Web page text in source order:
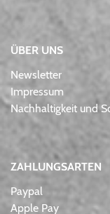
ÜBER UNS
Newsletter
Impressum
Nachhaltigkeit und
ZAHLUNGSARTEN
Paypal
Apple Pay